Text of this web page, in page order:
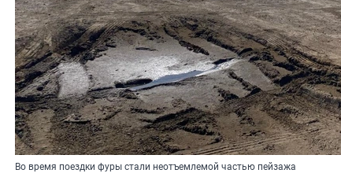
Во время поездки фуры стали неотъемлемой частью пейзажа